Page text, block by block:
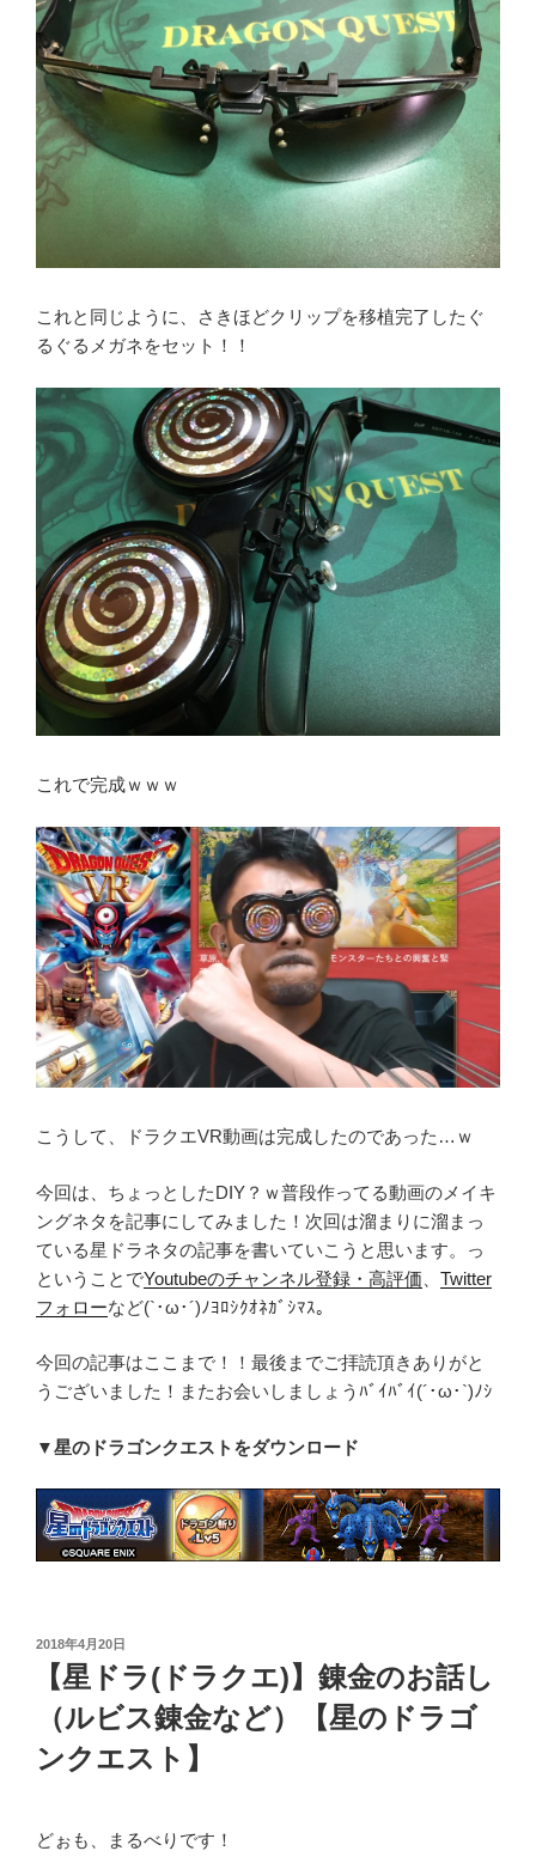
これと同じように、さきほどクリップを移植完了したぐ
るぐるメガネをセット！！
これで完成ｗｗｗ
こうして、ドラクエVR動画は完成したのであった…ｗ
今回は、ちょっとしたDIY？ｗ普段作ってる動画のメイキ
ングネタを記事にしてみました！次回は溜まりに溜まっ
ている星ドラネタの記事を書いていこうと思います。っ
ということでYoutubeのチャンネル登録・高評価
Twitter
フォローなど(`･ω･´)ﾉﾖﾛｼｸｵﾈｶﾞｼﾏｽ。
今回の記事はここまで！！最後までご拝読頂きありがと
うございました！またお会いしましょうﾊﾞｲﾊﾞｲ(´･ω･`)ﾉｼ
▼星のドラゴンクエストをダウンロード
投
2018年4月20日
【星ドラ(ドラクエ)】錬金のお話し
（ルビス錬金など）【星のドラゴ
ンクエスト】
どぉも、まるべりです！